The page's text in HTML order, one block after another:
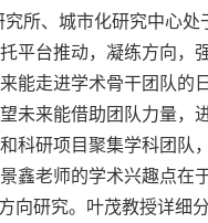
究所、城市化研究中心处
平台推动， 凝练方向，
能走进学术骨干团队
未来能借助团队力量，
科研项目聚集学科团
老师的学术兴趣点在
向研究。叶茂教授详细